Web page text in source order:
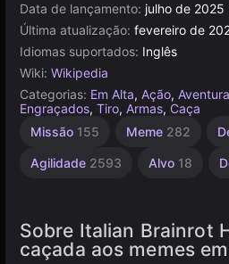
Data de lançamento: julho de 2025
Última atualização: fevereiro de
Idiomas suportados: Inglês
Wiki: Wikipedia
Categorias: Em Alta, Ação, Aventura
Engraçados, Tiro, Armas, Caça
Missão 155 Meme 282
Agilidade 2593 Alvo 18
Tiro de
20
Aventura
250
Animais
Italianos
Sobre Italian Brainrot
caçada aos memes